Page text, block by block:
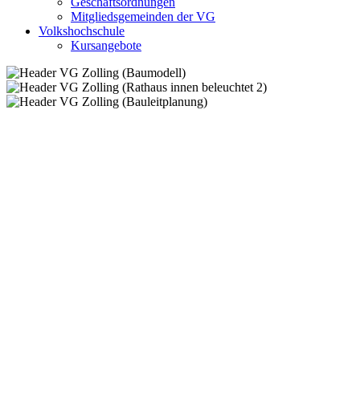
Mitgliedsgemeinden der VG
Volkshochschule
Kursangebote